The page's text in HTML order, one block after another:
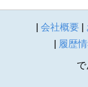
会社概要
履歴